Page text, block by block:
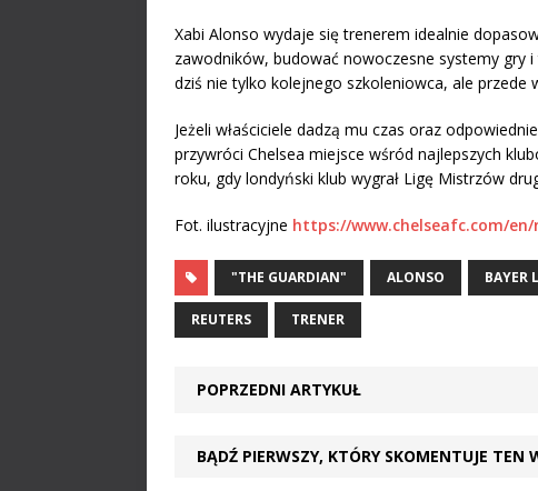
Xabi Alonso wydaje się trenerem idealnie
zawodników, budować nowoczesne systemy gry
dziś nie tylko kolejnego szkoleniowca, ale przede
Jeżeli właściciele dadzą mu czas oraz
przywróci Chelsea miejsce wśród najlepszych
roku, gdy londyński klub wygrał Ligę Mistrzów
Fot. ilustracyjne https://www.chelseafc.com/
"THE GUARDIAN" ALONSO BAYER
REUTERS TRENER
POPRZEDNI ARTYKUŁ
BĄDŹ PIERWSZY, KTÓRY SKOMENTUJE TEN